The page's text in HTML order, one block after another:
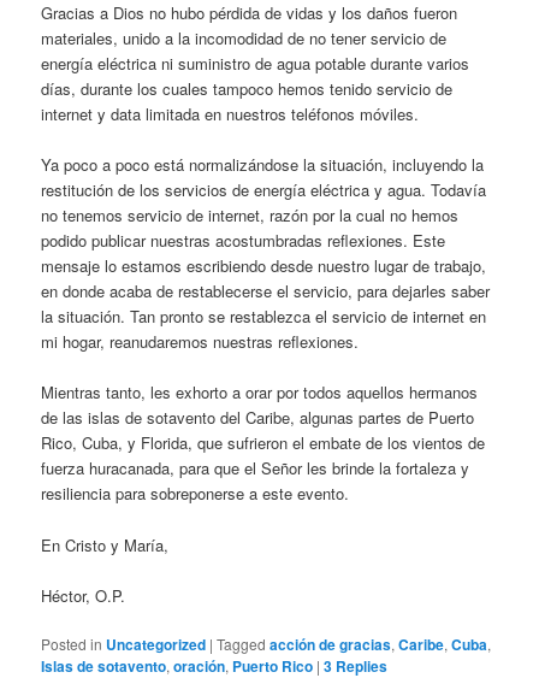
Gracias a Dios no hubo pérdida de vidas y los daños fueron
materiales, unido a la incomodidad de no tener servicio de
energía eléctrica ni suministro de agua potable durante varios
días, durante los cuales tampoco hemos tenido servicio de
internet y data limitada en nuestros teléfonos móviles.
Ya poco a poco está normalizándose la situación, incluyendo la
restitución de los servicios de energía eléctrica y agua. Todavía
no tenemos servicio de internet, razón por la cual no hemos
podido publicar nuestras acostumbradas reflexiones. Este
mensaje lo estamos escribiendo desde nuestro lugar de trabajo,
en donde acaba de restablecerse el servicio, para dejarles saber
la situación. Tan pronto se restablezca el servicio de internet en
mi hogar, reanudaremos nuestras reflexiones.
Mientras tanto, les exhorto a orar por todos aquellos hermanos
de las islas de sotavento del Caribe, algunas partes de Puerto
Rico, Cuba, y Florida, que sufrieron el embate de los vientos de
fuerza huracanada, para que el Señor les brinde la fortaleza y
resiliencia para sobreponerse a este evento.
En Cristo y María,
Héctor, O.P.
Posted in Uncategorized |Tagged acción de gracias,Caribe,Cuba,
Islas de sotavento,oración, Puerto Rico |3 Replies